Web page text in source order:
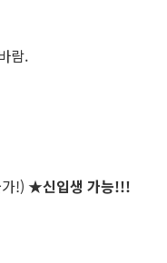
람.
!) ★신입생 가능!!!